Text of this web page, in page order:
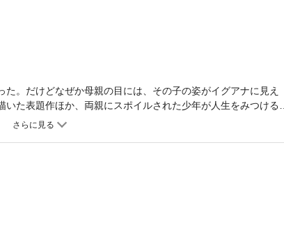
。だけどなぜか母親の目には、その子の姿がイグアナに見え
た表題作ほか、両親にスポイルされた少年が人生をみつけるた
アバンチュールへの一瞬の迷い「午後の日射し」、コミックス